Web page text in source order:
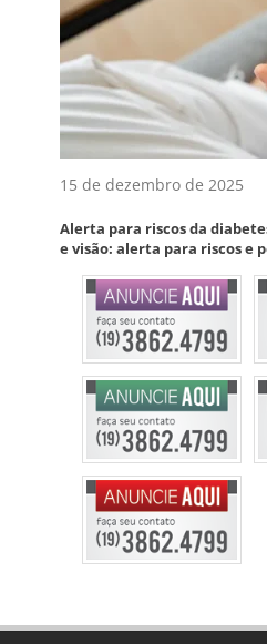
15 de dezembro de 2025
Alerta para riscos da
e visão: alerta para riscos e